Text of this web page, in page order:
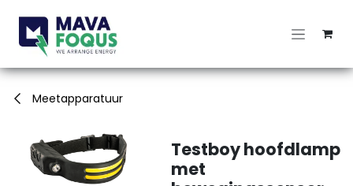
Meetapparatuur
Testboy hoofdlamp
met